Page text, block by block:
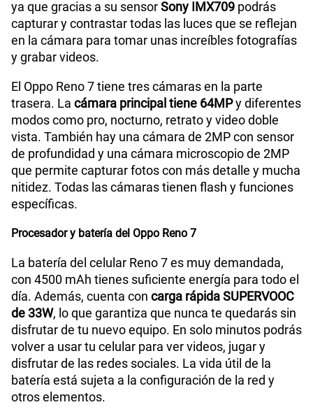
ya que gracias a su sensorSony IMX709 podrás
capturar y contrastar todas las luces que se reflejan
en la cámara para tomar unas increíbles fotografías
y grabar videos.
El Oppo Reno 7 tiene tres cámaras en la parte
trasera. La cámara principal tiene 64MPy diferentes
modos como pro, nocturno, retrato y video doble
vista. También hay una cámara de 2MP con sensor
de profundidad y una cámara microscopio de 2MP
que permite capturar fotos con más detalle y mucha
nitidez. Todas las cámaras tienen flash y funciones
específicas.
Procesador y batería del Oppo Reno 7
La batería del celular Reno 7 es muy demandada,
con 4500 mAh tienes suficiente energía para todo el
día. Además, cuenta con carga rápida SUPERVOOC
de 33W, lo que garantiza que nunca te quedarás sin
disfrutar de tu nuevo equipo. En solo minutos podrás
volver a usar tu celular para ver videos, jugar y
disfrutar de las redes sociales. La vida útil de la
batería está sujeta a la configuración de la red y
otros elementos.